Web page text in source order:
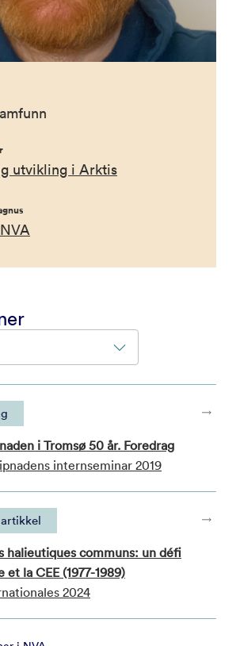
utvikling i Arktis
i Tromsø 50 år. Foredrag
internseminar 2019
halieutiques communs: un défi
la CEE (1977-1989)
2024